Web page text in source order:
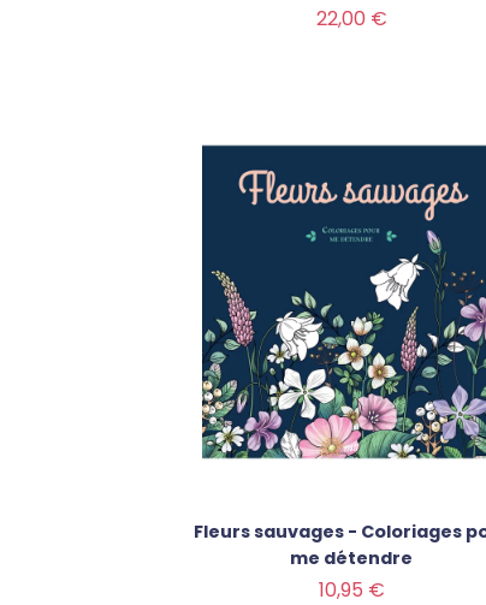
22,00 €
Fleurs sauvages - Coloriages
me détendre
10,95 €